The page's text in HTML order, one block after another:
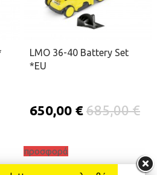
LMO 36-40 Battery Set
*EU
685,00 €
650,00 €
ΠΡΟΣΘΉΚΗ ΣΤΟ ΚΑΛΆΘΙ
προσφορά